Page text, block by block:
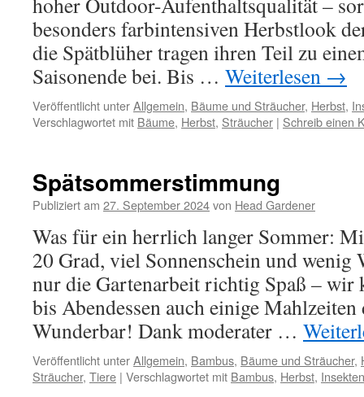
besonders farbintensiven Herbstlook
die Spätblüher tragen ihren Teil zu
Saisonende bei. Bis … Weiterlesen →
Veröffentlicht unterAllgemein, Bäume und Sträucher, Herbst,
Verschlagwortet mit Bäume, Herbst, Sträucher | Schreib einen
Spätsommerstimmung
Publiziert am 27. September 2024von Head Gardener
Was für ein herrlich langer Sommer:
20 Grad, viel Sonnenschein und
nur die Gartenarbeit richtig Spaß – wir
bis Abendessen auch einige Mahlzeiten
Wunderbar! Dank moderater …
Veröffentlicht unterAllgemein, Bambus, Bäume und Sträucher,
Sträucher, Tiere | Verschlagwortet mit Bambus, Herbst, Insekten